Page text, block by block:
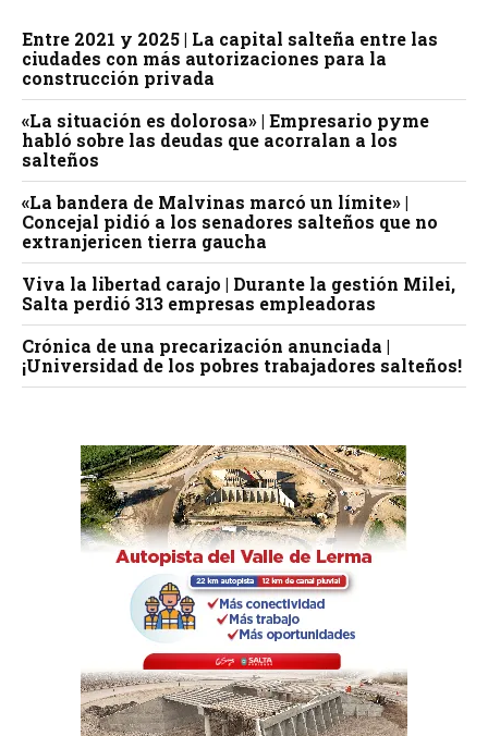
Entre 2021 y 2025 | La capital salteña entre las
ciudades con más autorizaciones para la
construcción privada
«La situación es dolorosa» | Empresario pyme
habló sobre las deudas que acorralan a los
salteños
«La bandera de Malvinas marcó un límite» |
Concejal pidió a los senadores salteños que no
extranjericen tierra gaucha
Viva la libertad carajo | Durante la gestión Milei,
Salta perdió 313 empresas empleadoras
Crónica de una precarización anunciada |
¡Universidad de los pobres trabajadores salteños!